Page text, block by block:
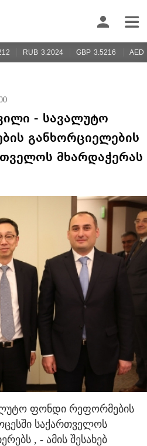
RUB 3.2024 GBP 3.5216 AED
- სავალუტო
განხორციელების
მხარდაჭერას
ფონდი რეფორმების
საქართველოს
, - ამის შესახებ